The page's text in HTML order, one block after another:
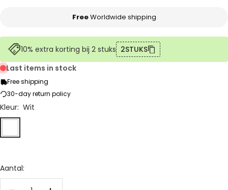
FreeWorldwide shipping
10% extra korting bij 2 stuks 2STUKS
Last items in stock
Free shipping
30-day return policy
Kleur: Wit
Aantal: